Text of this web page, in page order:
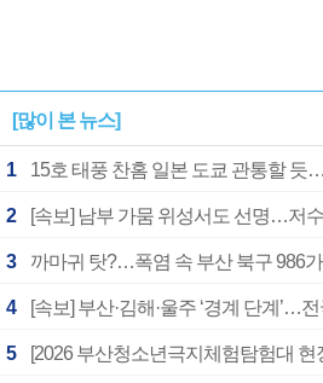
[많이 본 뉴스]
1 15호 태풍 찬홈 일본 도쿄 관통할 듯
2 [속보] 남부 가뭄 위성서도 선명…저
3 까마귀 탓?…폭염 속 부산 북구 986
4 [속보] 부산·김해·울주 ‘경계 단계’…
5